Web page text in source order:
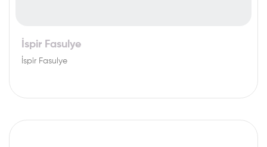
İspir Fasulye
İspir Fasulye